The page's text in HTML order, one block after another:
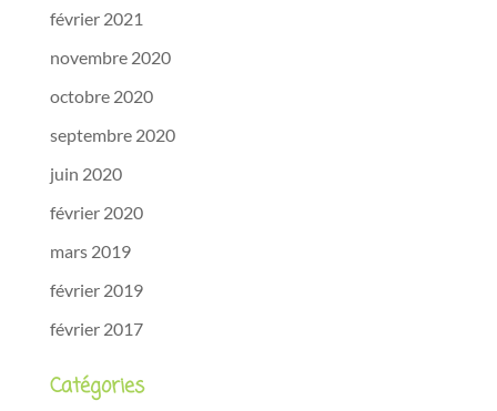
février 2021
novembre 2020
octobre 2020
septembre 2020
juin 2020
février 2020
mars 2019
février 2019
février 2017
Catégories